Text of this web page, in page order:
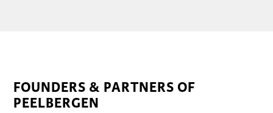
FOUNDERS & PARTNERS OF
PEELBERGEN